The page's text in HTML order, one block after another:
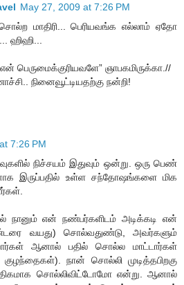
May 27, 2009 at 7:26 PM
மாதிரி... பெரியவங்க எல்லாம் ஏதோ
ஹிஹி...
பெருமைக்குரியவளே” ஞாபகமிருக்கா.//
நினைவூட்டியதற்கு நன்றி!
7:26 PM
நிச்சயம் இதுவும் ஒன்று. ஒரு பெண்
இருப்பதில் உள்ள சந்தோஷங்களை மிக
என் நண்பர்களிடம் அடிக்கடி என்
வயது) சொல்வதுண்டு, அவர்களும்
ஆனால் பதில் சொல்ல மாட்டார்கள்
நான் சொல்லி முடித்தபிறகு
சொல்லிவிட்டோமோ என்று. ஆனால்